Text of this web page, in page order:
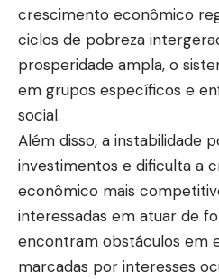
crescimento econômico
ciclos de pobreza
prosperidade ampla, o
em grupos específicos e
social.
Além disso, a instabilidade
investimentos e dificulta a
econômico mais
interessadas em atuar de
encontram obstáculos em
marcadas por interesses